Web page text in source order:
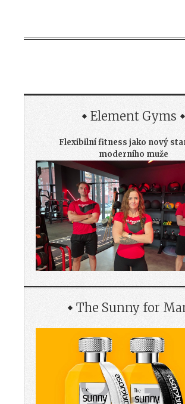
Element Gyms
Flexibilní fitness jako nový
moderního muže
The Sunny for